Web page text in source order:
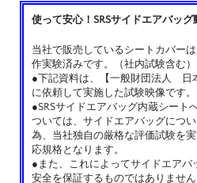
使って安心！SRSサイドエアバッ
当社で販売しているシートカバー
作実験済みです。（社内試験含む）
●下記資料は、【一般財団法人 日
に依頼して実施した試験映像です。
●SRSサイドエアバッグ内蔵シート
ついては、サイドエアバッグにつ
為、当社独自の厳格な評価試験を
応規格となります。
●また、これによってサイドエアバ
安全を保証するものではありません